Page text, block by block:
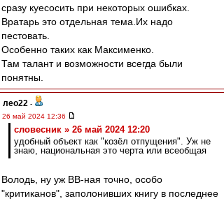
сразу куесосить при некоторых ошибках.
Вратарь это отдельная тема.Их надо
пестовать.
Особенно таких как Максименко.
Там талант и возможности всегда были
понятны.
лео22 -
26 май 2024 12:36
словесник » 26 май 2024 12:20
удобный объект как "козёл отпущения". Уж не
знаю, национальная это черта или всеобщая
Володь, ну уж ВВ-ная точно, особо
"критиканов", заполонивших книгу в последнее